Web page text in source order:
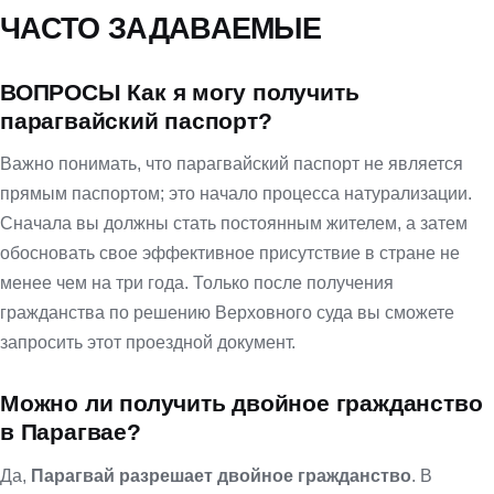
ЧАСТО ЗАДАВАЕМЫЕ
ВОПРОСЫ Как я могу получить
парагвайский паспорт?
Важно понимать, что парагвайский паспорт не является
прямым паспортом; это начало процесса натурализации.
Сначала вы должны стать постоянным жителем, а затем
обосновать свое эффективное присутствие в стране не
менее чем на три года. Только после получения
гражданства по решению Верховного суда вы сможете
запросить этот проездной документ.
Можно ли получить двойное гражданство
в Парагвае?
Да, Парагвай разрешает двойное гражданство. В